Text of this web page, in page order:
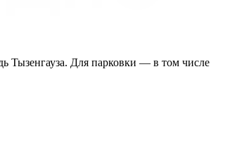
Тызенгауза. Для парковки — в том числе